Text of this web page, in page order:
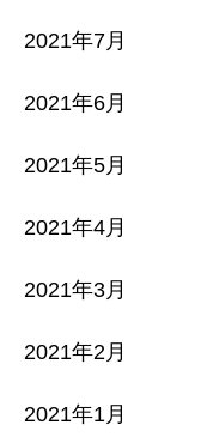
2021年7月
2021年6月
2021年5月
2021年4月
2021年3月
2021年2月
2021年1月